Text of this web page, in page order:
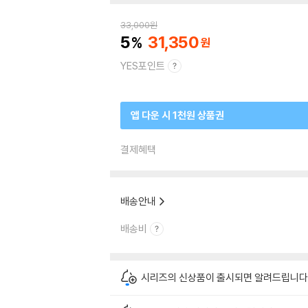
33,000원
5 31,350
YES포인트
앱 다운 시 1천원 상품권
결제혜택
배송안내
배송비
시리즈의 신상품이 출시되면 알려드립니